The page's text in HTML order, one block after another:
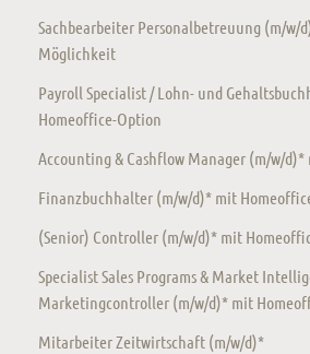
Sachbearbeiter Personalbetreuung (m/w/
Möglichkeit
Payroll Specialist / Lohn- und
Homeoffice-Option
Accounting & Cashflow Manager (m/w/d)*
Finanzbuchhalter (m/w/d)* mit
(Senior) Controller (m/w/d)* mit
Specialist Sales Programs & Market
Marketingcontroller (m/w/d)* mit
Mitarbeiter Zeitwirtschaft (m/w/d)*